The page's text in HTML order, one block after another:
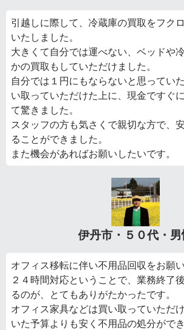
引越しに際して、冷蔵庫の買取をフク
いたしました。
大きくて自分では運べない、ベッドや
かの買取もしていただけました。
自分では１円にもならないと思ってい
い取っていただけた上に、現金ですぐ
て驚きました。
スタッフの方も気さくで親切な方で、
ることができました。
また機会があればお願いしたいです。
伊丹市・５０代・
オフィス移転に伴い不用品回収をお願
２４時間対応ということで、業務終了
るのが、とてもありがたかったです。
オフィス家具などは買い取っていただ
いた予算よりも安く不用品の処分ができ